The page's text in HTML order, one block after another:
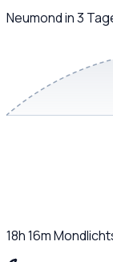
Neumond in 3
18h 16m